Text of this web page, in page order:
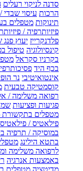
סדנה לניקוי רעלים
הרכות עיסוי שבדי
תינוקות מטפלים
פיזיותרפיה /
פלדנקרייז יעוץ פנג
קינסיולוגיה טיפול
בקרניו סקראל
בכף היד
אינטואיטיבי נר
קוסמטיקה טבעית
רפואה משלימה /
פגיעות ופציעות
מטפלים
פילאטיס /
במוסיקה / תרפיה
בתטא הילינג
לרפואה משלימה
באמצעות אנרגיה